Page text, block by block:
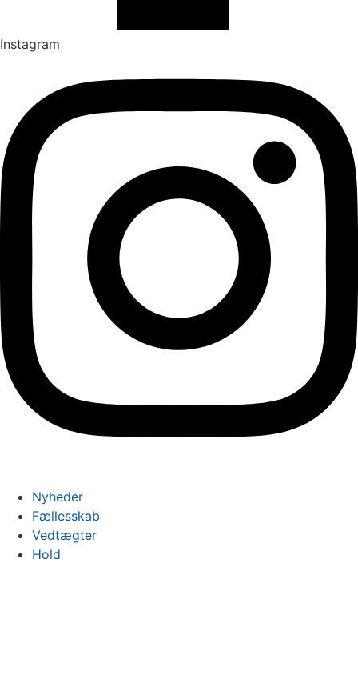
Instagram
Nyheder
Fællesskab
Vedtægter
Hold